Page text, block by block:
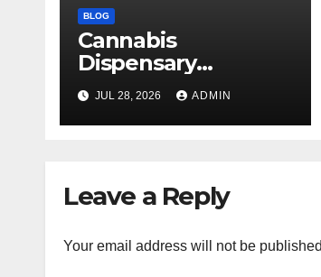
BLOG
Cannabis
Dispensary
Delivering Reliable
Products Every
Time
JUL 28, 2026 ADMIN
Leave a Reply
Your email address will not be